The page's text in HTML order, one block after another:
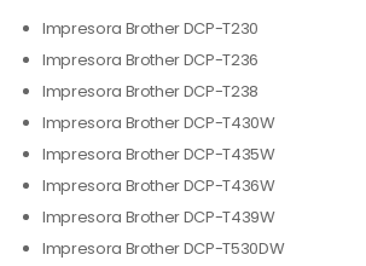
Impresora Brother DCP-T230
Impresora Brother DCP-T236
Impresora Brother DCP-T238
Impresora Brother DCP-T430W
Impresora Brother DCP-T435W
Impresora Brother DCP-T436W
Impresora Brother DCP-T439W
Impresora Brother DCP-T530DW